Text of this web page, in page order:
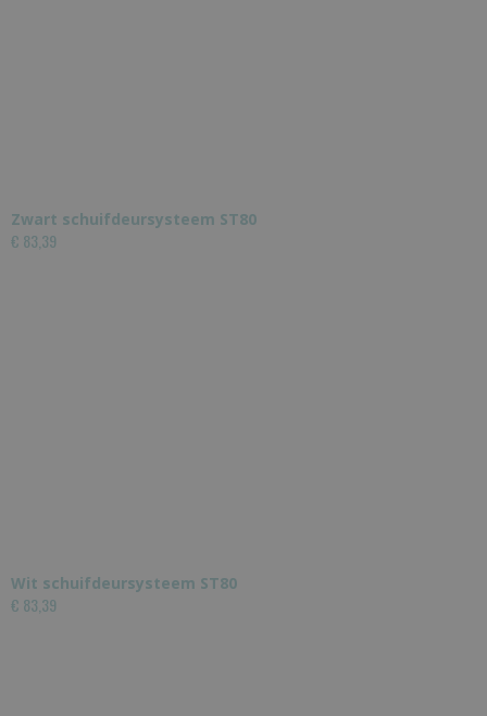
Zwart schuifdeursysteem ST80
€ 83,39
Wit schuifdeursysteem ST80
€ 83,39